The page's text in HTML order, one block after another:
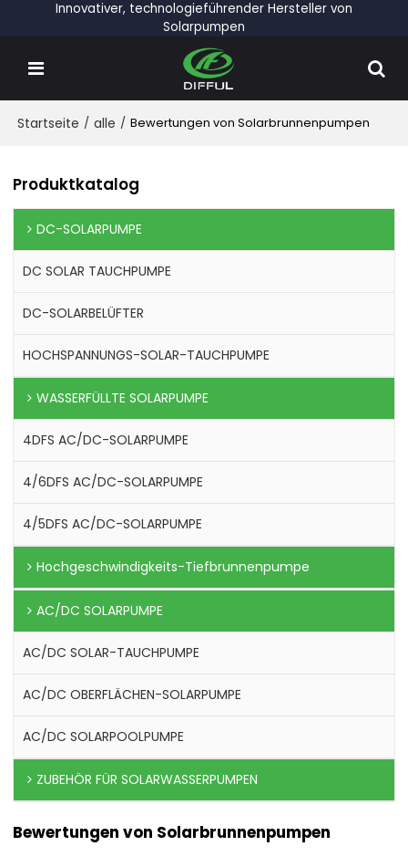
Innovativer, technologieführender Hersteller von
Solarpumpen
Startseite / alle / Bewertungen von Solarbrunnenpumpen
Produktkatalog
DC-SOLARPUMPE
DC SOLAR TAUCHPUMPE
DC-SOLARBELÜFTER
HOCHSPANNUNGS-SOLAR-TAUCHPUMPE
WASSERFÜLLTE SOLARPUMPE
4DFS AC/DC-SOLARPUMPE
4/6DFS AC/DC-SOLARPUMPE
4/5DFS AC/DC-SOLARPUMPE
Hochgeschwindigkeits-Tiefbrunnenpumpe
AC/DC SOLARPUMPE
AC/DC SOLAR-TAUCHPUMPE
AC/DC OBERFLÄCHEN-SOLARPUMPE
AC/DC SOLARPOOLPUMPE
ZUBEHÖR FÜR SOLARWASSERPUMPEN
Bewertungen von Solarbrunnenpumpen